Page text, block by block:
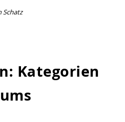
Schatz
Kategorien